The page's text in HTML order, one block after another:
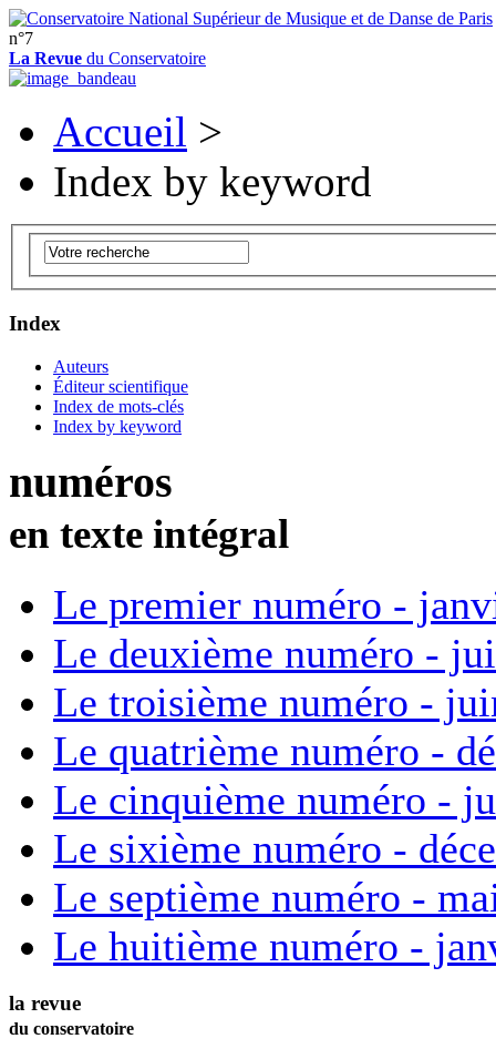
n°7
La Revue du Conservatoire
Accueil >
Index by keyword
Index
Auteurs
Éditeur scientifique
Index de mots-clés
Index by keyword
numéros
en texte intégral
Le premier numéro -
Le deuxième numéro -
Le troisième numéro -
Le quatrième numéro -
Le cinquième numéro -
Le sixième numéro -
Le septième numéro -
Le huitième numéro -
la revue
du conservatoire